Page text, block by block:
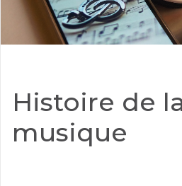
Histoire de
musique